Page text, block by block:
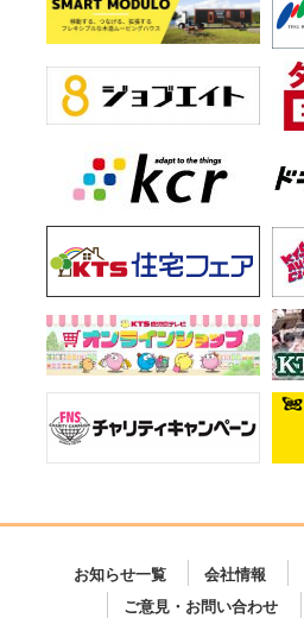
お知らせ一覧 会社情報
ご意見・お問い合わせ